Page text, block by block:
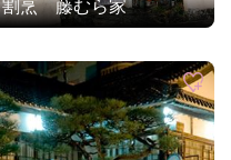
割烹 藤むら家